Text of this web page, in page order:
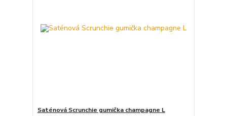
Saténová Scrunchie gumička champagne L